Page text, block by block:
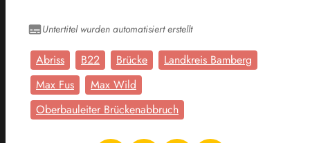
Untertitel wurden automatisiert erstellt
Abriss B22 Brücke
Landkreis Bamberg
Max Fus
Max Wild
Oberbauleiter Brückenabbruch